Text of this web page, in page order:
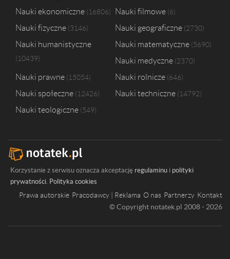
Nauki ekonomiczne 16806 Nauki filmowe 6
Nauki fizyczne 3146 Nauki geograficzne 2730
Nauki humanistyczne
10439
Nauki matematyczne 5690
Nauki medyczne 2370
Nauki prawne 15054 Nauki rolnicze 646
Nauki społeczne 12426 Nauki techniczne 14792
Nauki teologiczne 549
Korzystanie z serwisu oznacza akceptację regulaminu i polityki
prywatności. Polityka cookies
Prawa autorskie Pracodawcy | Reklama O nas Partnerzy Kontakt
© Copyright notatek.pl 2008 - 2026